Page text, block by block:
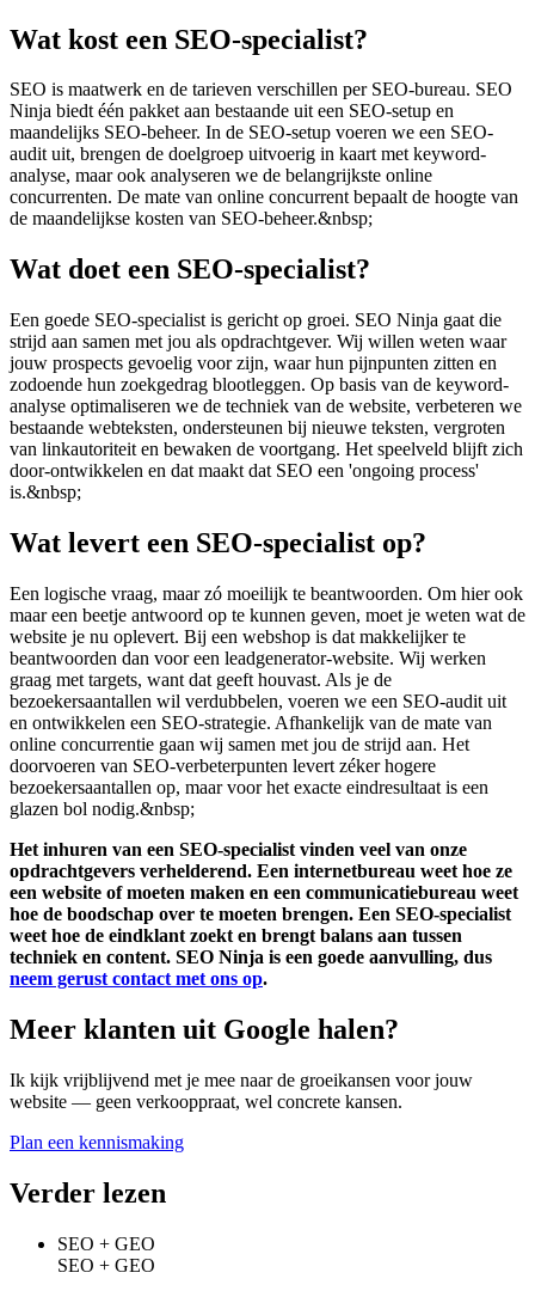
Wat kost een SEO-specialist?
SEO is maatwerk en de tarieven verschillen per SEO-bureau. SEO
Ninja biedt één pakket aan bestaande uit een SEO-setup en
maandelijks SEO-beheer. In de SEO-setup voeren we een SEO-
audit uit, brengen de doelgroep uitvoerig in kaart met keyword-
analyse, maar ook analyseren we de belangrijkste online
concurrenten. De mate van online concurrent bepaalt de hoogte van
de maandelijkse kosten van SEO-beheer.&nbsp;
Wat doet een SEO-specialist?
Een goede SEO-specialist is gericht op groei. SEO Ninja gaat die
strijd aan samen met jou als opdrachtgever. Wij willen weten waar
jouw prospects gevoelig voor zijn, waar hun pijnpunten zitten en
zodoende hun zoekgedrag blootleggen. Op basis van de keyword-
analyse optimaliseren we de techniek van de website, verbeteren we
bestaande webteksten, ondersteunen bij nieuwe teksten, vergroten
van linkautoriteit en bewaken de voortgang. Het speelveld blijft zich
door-ontwikkelen en dat maakt dat SEO een 'ongoing process'
is.&nbsp;
Wat levert een SEO-specialist op?
Een logische vraag, maar zó moeilijk te beantwoorden. Om hier ook
maar een beetje antwoord op te kunnen geven, moet je weten wat de
website je nu oplevert. Bij een webshop is dat makkelijker te
beantwoorden dan voor een leadgenerator-website. Wij werken
graag met targets, want dat geeft houvast. Als je de
bezoekersaantallen wil verdubbelen, voeren we een SEO-audit uit
en ontwikkelen een SEO-strategie. Afhankelijk van de mate van
online concurrentie gaan wij samen met jou de strijd aan. Het
doorvoeren van SEO-verbeterpunten levert zéker hogere
bezoekersaantallen op, maar voor het exacte eindresultaat is een
glazen bol nodig.&nbsp;
Het inhuren van een SEO-specialist vinden veel van onze
opdrachtgevers verhelderend. Een internetbureau weet hoe ze
een website of moeten maken en een communicatiebureau weet
hoe de boodschap over te moeten brengen. Een SEO-specialist
weet hoe de eindklant zoekt en brengt balans aan tussen
techniek en content. SEO Ninja is een goede aanvulling, dus
neem gerust contact met ons op.
Meer klanten uit Google halen?
Ik kijk vrijblijvend met je mee naar de groeikansen voor jouw
website — geen verkooppraat, wel concrete kansen.
Plan een kennismaking
Verder lezen
SEO + GEO
SEO + GEO